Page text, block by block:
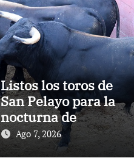
Listos los toros de
San Pelayo para la
nocturna de
rejones en El
Puerto
Ago 7, 2026